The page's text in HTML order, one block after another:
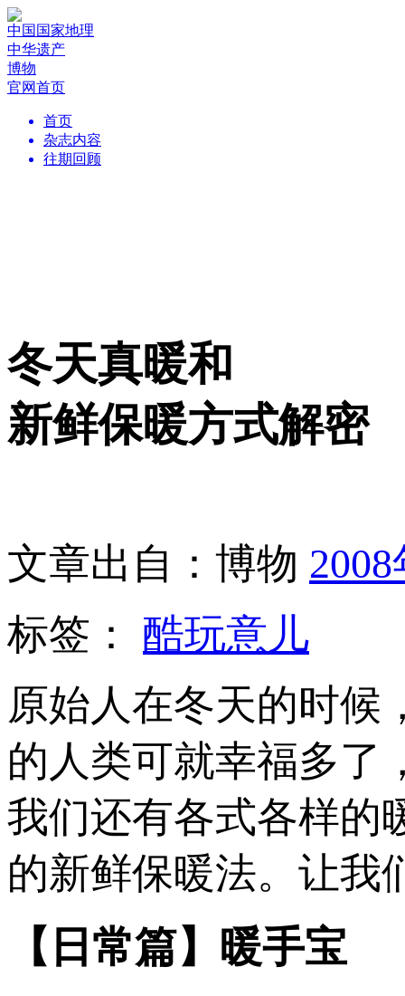
中国国家地理
中华遗产
博物
官网首页
首页
杂志内容
往期回顾
冬天真暖和
新鲜保暖方式解密
文章出自：博物
标签： 酷玩意儿
原始人在冬天的时候
的人类可就幸福多了
我们还有各式各样的
的新鲜保暖法。让我
【日常篇】暖手宝